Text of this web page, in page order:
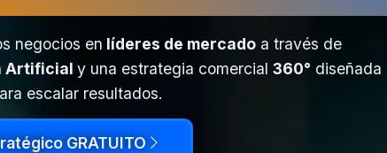
negocios en líderes de mercado a través de
Artificial y una estrategia comercial 360° diseñada
escalar resultados.
GRATUITO